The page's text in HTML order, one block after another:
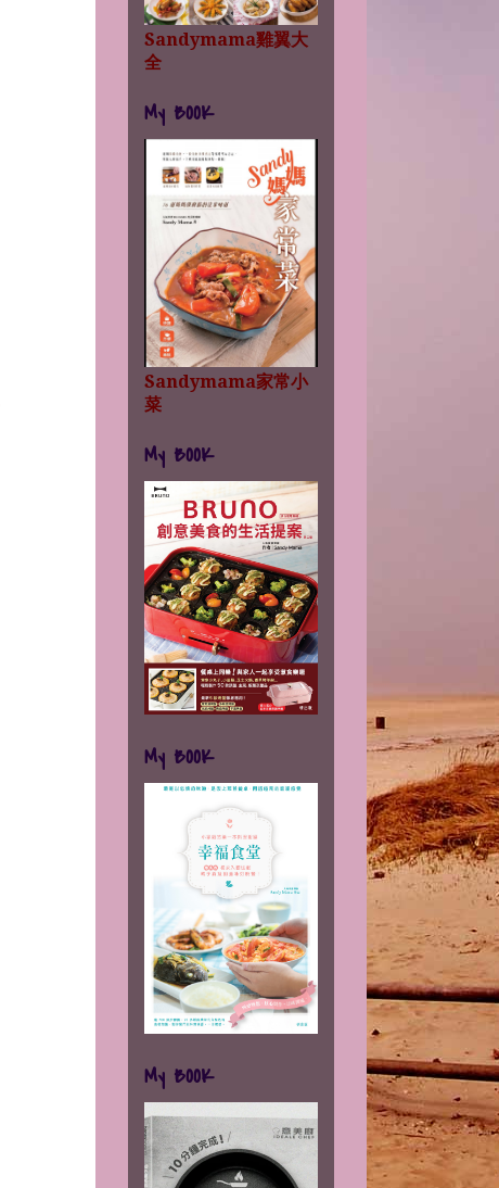
Sandymama雞翼大
全
My BOOK
Sandymama家常小
菜
My BOOK
My BOOK
My BOOK